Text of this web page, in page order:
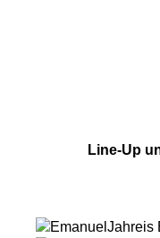
Line-Up